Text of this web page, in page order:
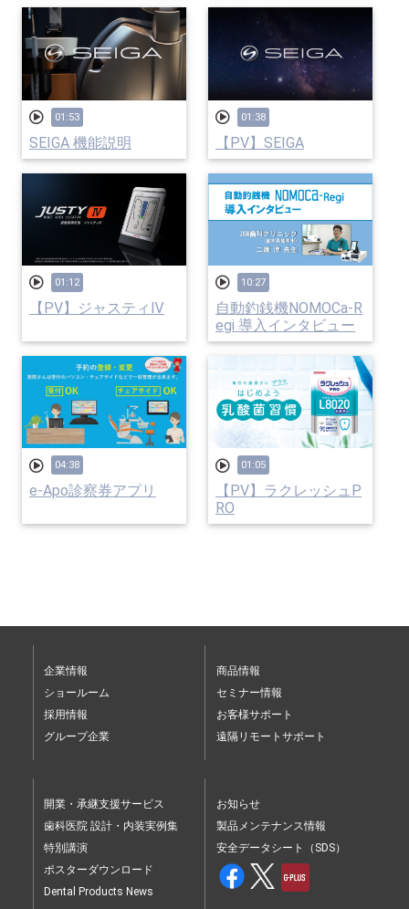
01:53
SEIGA 機能説明
01:38
【PV】SEIGA
01:12
【PV】ジャスティⅣ
10:27
自動釣銭機NOMOCa-R
egi 導入インタビュー
04:38
e-Apo診察券アプリ
01:05
【PV】ラクレッシュP
RO
企業情報
ショールーム
採用情報
グループ企業
商品情報
セミナー情報
お客様サポート
遠隔リモートサポート
開業・承継支援サービス
歯科医院 設計・内装実例集
特別講演
ポスターダウンロード
Dental Products News
お知らせ
製品メンテナンス情報
安全データシート（SDS）